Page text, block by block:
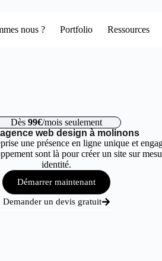
nous ? Portfolio Ressources
Dès 99€/mois seulement
web design à molinons
une présence en ligne unique et
sont là pour créer un site sur
identité.
Démarrer maintenant
Demander un devis gratuit